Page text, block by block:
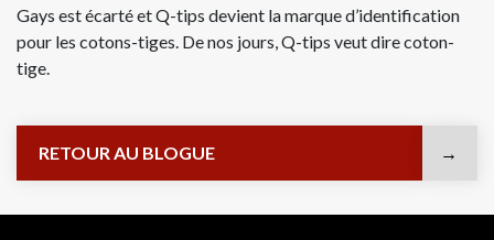
Gays est écarté et Q-tips devient la marque d’identification
pour les cotons-tiges. De nos jours, Q-tips veut dire coton-
tige.
RETOUR AU BLOGUE